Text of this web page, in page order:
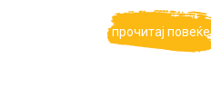
прочитај повеќе